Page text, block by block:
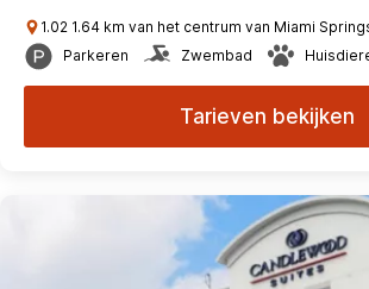
1.02 1.64 km van het centrum van Miami
Parkeren
Zwembad
Tarieven bekijken